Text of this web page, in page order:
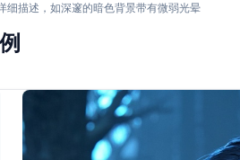
细描述，如深邃的暗色背景带有微弱光晕